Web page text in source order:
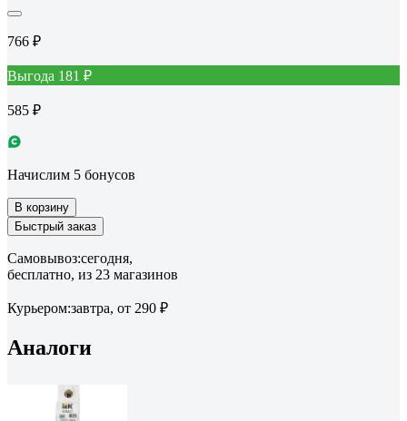
766 ₽
Выгода 181 ₽
585 ₽
Начислим 5 бонусов
В корзину
Быстрый заказ
Самовывоз:сегодня,
бесплатно, из 23 магазинов
Курьером:завтра, от 290 ₽
Аналоги